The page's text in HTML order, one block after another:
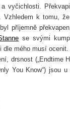
vyčichlosti.
Vzhledem k tomu,
příjemně
se svými
mého musí
(„Endtime
You Know“) jsou